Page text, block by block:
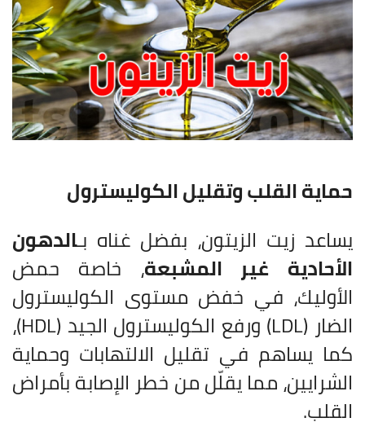
حماية القلب وتقليل الكوليسترول
يساعد زيت الزيتون، بفضل غناه بـالدهون
الأحادية غير المشبعة، خاصة حمض
الأوليك، في خفض مستوى الكوليسترول
الضار (LDL) ورفع الكوليسترول الجيد (HDL)،
كما يساهم في تقليل الالتهابات وحماية
الشرايين، مما يقلّل من خطر الإصابة بأمراض
القلب.